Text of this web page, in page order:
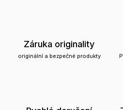
Záruka originality
originální a bezpečné produkty